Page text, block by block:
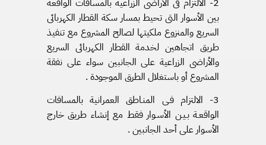
بين الأسوار التى تحيط بمسار سكة القطار الكهربائى
السريع والمنزوع ملكيتها لصالح المشروع مع تنفيذ
طريق اتجاهين لخدمة القطار الكهربائى السريع
والأراضى الزراعية على الجانبين سواء على نفقة
المشروع أو باستغلال الطرق الموجودة .
3- الالتزام فـى المنـاطق العمرانية بالمسافات
الواقعـة بـيـن الأسـوار فقط مع إنشاء طريق خارج
الأسوار على أحد الجانبين .